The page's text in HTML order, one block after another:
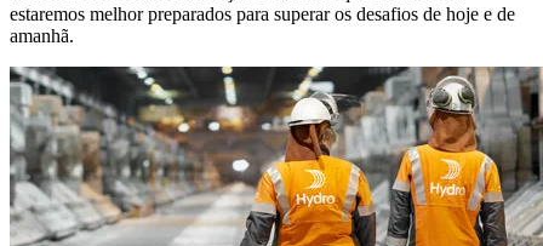
estaremos melhor preparados para superar os desafios de hoje e de
amanhã.